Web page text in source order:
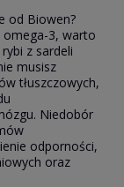
od Biowen?
omega-3, warto
z sardeli
musisz
tłuszczowych,
Niedobór
odporności,
oraz